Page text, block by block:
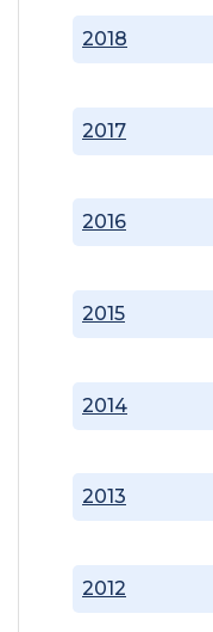
2012
2013
2014
2015
2016
2017
2018